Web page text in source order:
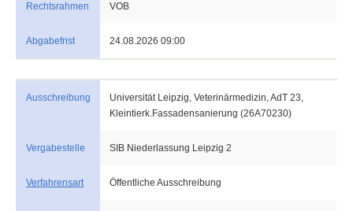
Rechtsrahmen VOB
Abgabefrist 24.08.2026 09:00
Ausschreibung
Universität Leipzig, Veterinärmedizin, AdT 23,
Kleintierk.Fassadensanierung (26A70230)
Vergabestelle SIB Niederlassung Leipzig 2
Verfahrensart Öffentliche Ausschreibung